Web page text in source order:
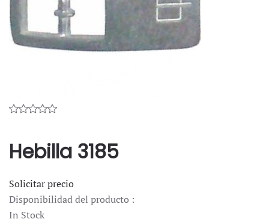
Hebilla 3185
Solicitar precio
Disponibilidad del producto :
In Stock